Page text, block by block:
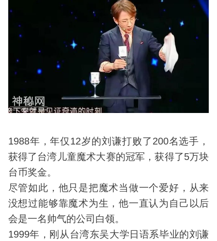
1988年，年仅12岁的刘谦打败了200名选手，
获得了台湾儿童魔术大赛的冠军，获得了5万块
台币奖金。
尽管如此，他只是把魔术当做一个爱好，从来
没想过能够靠魔术为生，他一直认为自己以后
会是一名帅气的公司白领。
1999年，刚从台湾东吴大学日语系毕业的刘谦